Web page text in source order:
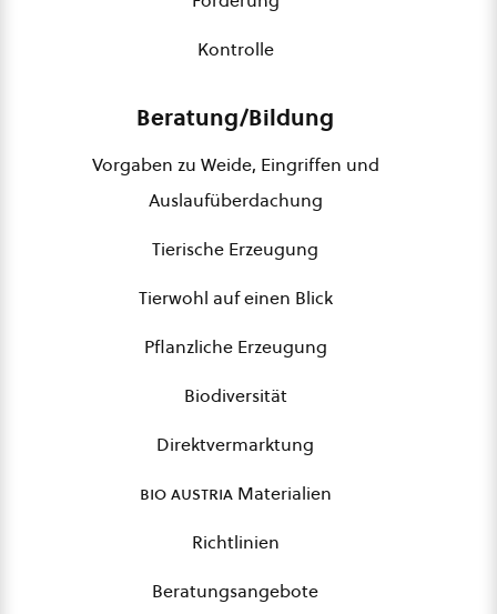
Kontrolle
Beratung/Bildung
Vorgaben zu Weide, Eingriffen und
Auslaufüberdachung
Tierische Erzeugung
Tierwohl auf einen Blick
Pflanzliche Erzeugung
Biodiversität
Direktvermarktung
bio austriaMaterialien
Richtlinien
Beratungsangebote